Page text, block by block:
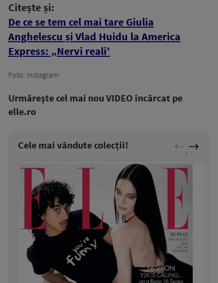
Citește și:
De ce se tem cel mai tare Giulia
Anghelescu și Vlad Huidu la America
Express: „Nervi reali’
Foto: Instagram
Urmăreşte cel mai nou VIDEO incărcat pe
elle.ro
Cele mai vândute colecții!